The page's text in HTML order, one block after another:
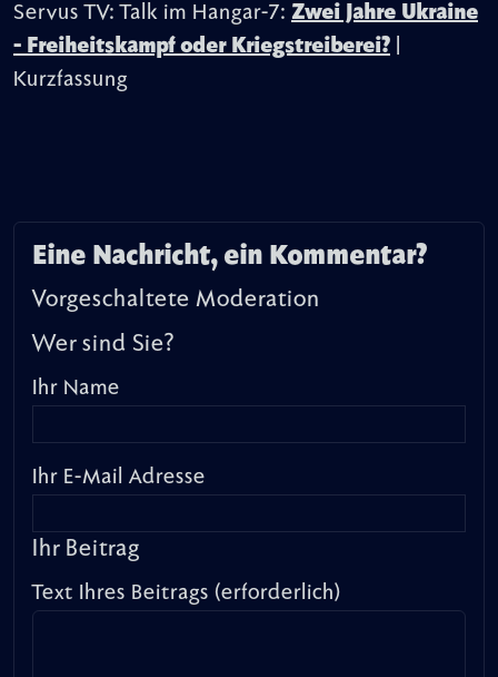
Servus TV: Talk im Hangar-7: Zwei Jahre Ukraine
- Freiheitskampf oder Kriegstreiberei?
Kurzfassung
Eine Nachricht, ein Kommentar?
Vorgeschaltete Moderation
Wer sind Sie?
Ihr Name
Ihr E-Mail Adresse
Ihr Beitrag
Text Ihres Beitrags (erforderlich)